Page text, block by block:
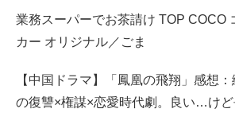
業務スーパーでお茶請け TOP COCO
カー オリジナル／ごま
【中国ドラマ】「鳳凰の飛翔」感想
の復讐×権謀×恋愛時代劇。良い…け